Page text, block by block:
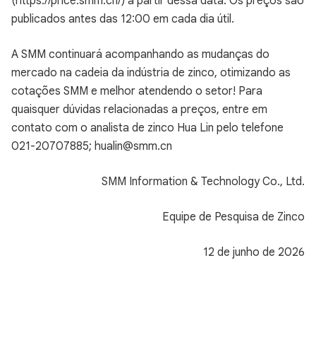
publicados antes das 12:00 em cada dia útil.
A SMM continuará acompanhando as mudanças do
mercado na cadeia da indústria de zinco, otimizando as
cotações SMM e melhor atendendo o setor! Para
quaisquer dúvidas relacionadas a preços, entre em
contato com o analista de zinco Hua Lin pelo telefone
021-20707885; hualin@smm.cn
SMM Information & Technology Co., Ltd.
Equipe de Pesquisa de Zinco
12 de junho de 2026